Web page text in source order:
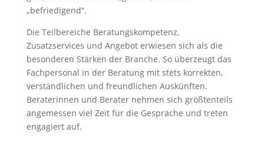
„befriedigend“.
Die Teilbereiche Beratungskompetenz,
Zusatzservices und Angebot erwiesen sich als die
besonderen Stärken der Branche. So überzeugt das
Fachpersonal in der Beratung mit stets korrekten,
verständlichen und freundlichen Auskünften.
Beraterinnen und Berater nehmen sich größtenteils
angemessen viel Zeit für die Gespräche und treten
engagiert auf.